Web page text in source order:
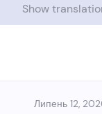
Show
Липень 12,